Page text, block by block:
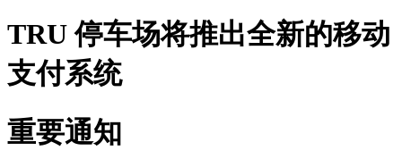
TRU 停车场将推出全新的移动
支付系统
重要通知